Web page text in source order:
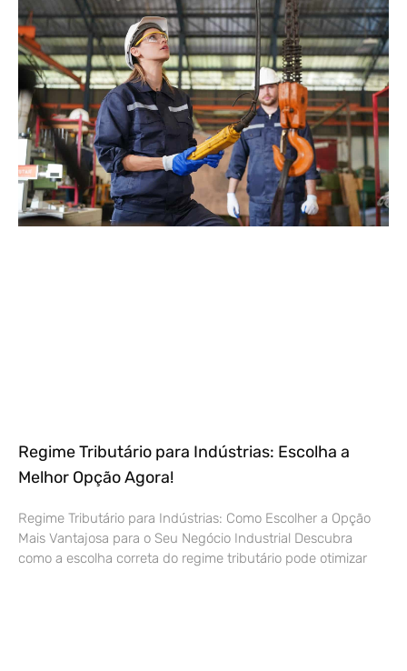
Regime Tributário para Indústrias: Escolha a
Melhor Opção Agora!
Regime Tributário para Indústrias: Como Escolher a Opção
Mais Vantajosa para o Seu Negócio Industrial Descubra
como a escolha correta do regime tributário pode otimizar